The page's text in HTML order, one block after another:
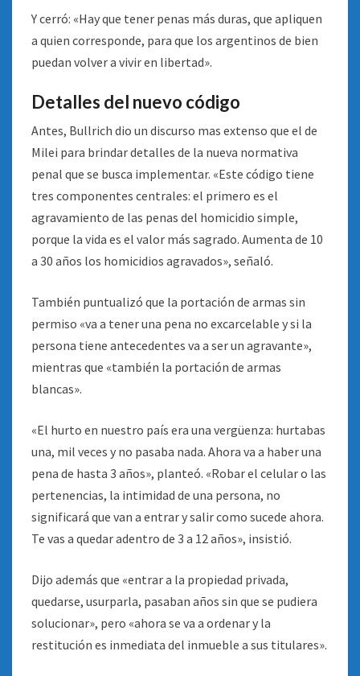
Y cerró: «Hay que tener penas más duras, que apliquen
a quien corresponde, para que los argentinos de bien
puedan volver a vivir en libertad».
Detalles del nuevo código
Antes, Bullrich dio un discurso mas extenso que el de
Milei para brindar detalles de la nueva normativa
penal que se busca implementar. «Este código tiene
tres componentes centrales: el primero es el
agravamiento de las penas del homicidio simple,
porque la vida es el valor más sagrado. Aumenta de 10
a 30 años los homicidios agravados», señaló.
También puntualizó que la portación de armas sin
permiso «va a tener una pena no excarcelable y si la
persona tiene antecedentes va a ser un agravante»,
mientras que «también la portación de armas
blancas».
«El hurto en nuestro país era una vergüenza: hurtabas
una, mil veces y no pasaba nada. Ahora va a haber una
pena de hasta 3 años», planteó. «Robar el celular o las
pertenencias, la intimidad de una persona, no
significará que van a entrar y salir como sucede ahora.
Te vas a quedar adentro de 3 a 12 años», insistió.
Dijo además que «entrar a la propiedad privada,
quedarse, usurparla, pasaban años sin que se pudiera
solucionar», pero «ahora se va a ordenar y la
restitución es inmediata del inmueble a sus titulares».